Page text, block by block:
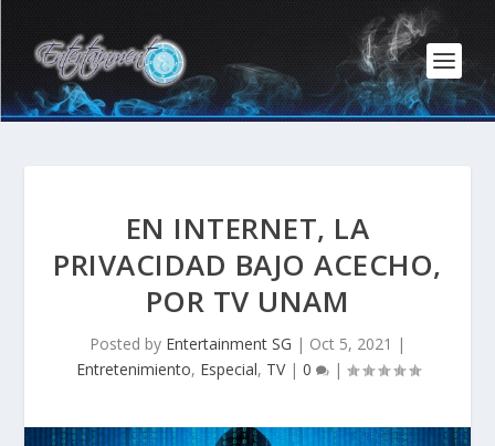
EN INTERNET, LA
PRIVACIDAD BAJO ACECHO,
POR TV UNAM
Posted by Entertainment SG | Oct 5, 2021 |
Entretenimiento, Especial, TV| 0 |